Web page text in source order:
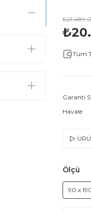
Tüm
Garanti
Havale
Ölçü
90 x